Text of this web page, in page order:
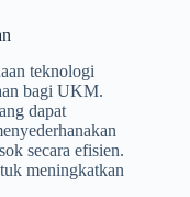
teknologi
bagi UKM.
dapat
secara efisien.
meningkatkan